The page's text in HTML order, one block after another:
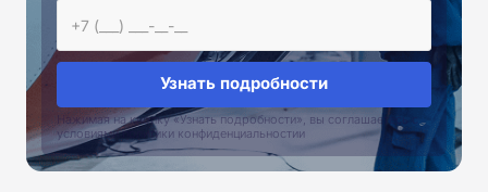
Узнать подробности
Нажимая на кнопку «Узнать подробности», вы соглашаетесь с
условиями политики конфиденциальностии